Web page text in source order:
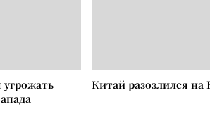
угрожать
Китай разозлился на